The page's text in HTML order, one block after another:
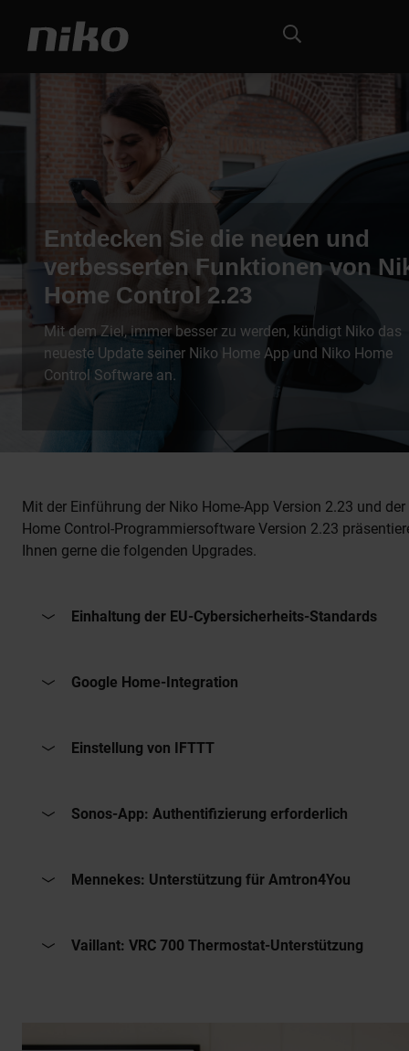
Entdecken Sie die neuen und
verbesserten Funktionen von
Home Control 2.23
Mit dem Ziel, immer besser zu werden, kündigt Niko das
neueste Update seiner Niko Home App und Niko Home
Control Software an.
Mit der Einführung der Niko Home-App Version 2.23 und
Home Control-Programmiersoftware Version 2.23
Ihnen gerne die folgenden Upgrades.
Einhaltung der EU-Cybersicherheits-Standards
Google Home-Integration
Einstellung von IFTTT
Sonos-App: Authentifizierung erforderlich
Mennekes: Unterstützung für Amtron4You
Vaillant: VRC 700 Thermostat-Unterstützung